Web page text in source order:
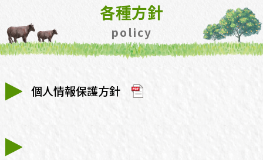
各種方針
policy
個人情報保護方針